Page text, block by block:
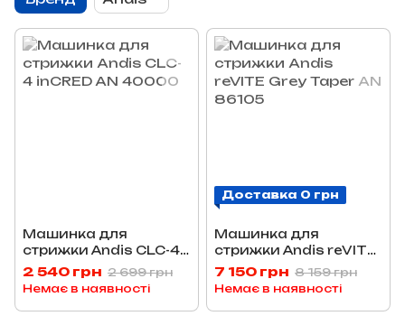
Машинка для
стрижки Andis CLC-4
inCRED AN 40000
2 540 грн 2 699 грн
Немає в наявності
Доставка 0 грн
Машинка для
стрижки Andis reVITE
Grey Taper AN 86105
7 150 грн 8 159 грн
Немає в наявності